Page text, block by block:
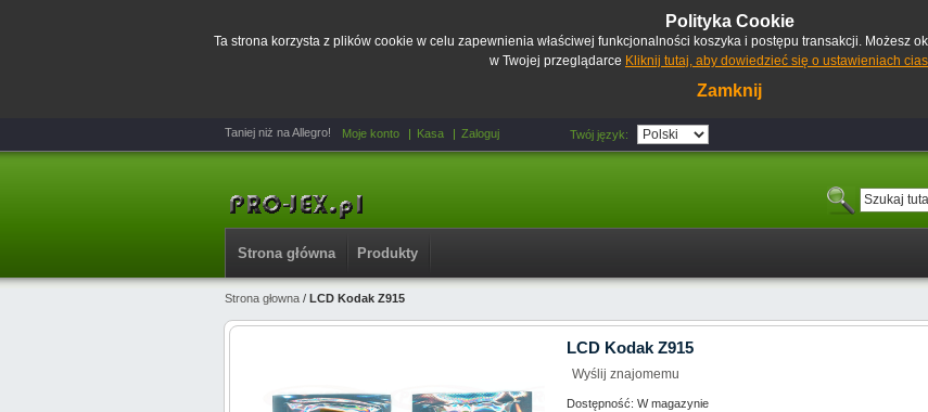
Polityka Cookie
Ta strona korzysta z plików cookie w celu zapewnienia właściwej funkcjonalności koszyka i postępu transakcji. Możesz
w Twojej przeglądarce Kliknij tutaj, aby dowiedzieć się o ustawieniach
Zamknij
Taniej niż na Allegro! Moje konto Kasa Zaloguj Twój język:
Strona główna Produkty
Strona głowna / LCD Kodak Z915
LCD Kodak Z915
Wyślij znajomemu
Dostępność: W magazynie